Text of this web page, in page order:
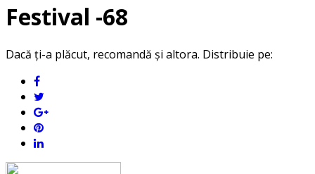
Festival -68
Dacă ți-a plăcut, recomandă și altora. Distribuie pe: